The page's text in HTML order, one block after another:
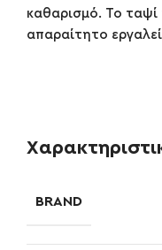
καθαρισμό. Το ταψί
απαραίτητο
BRAND